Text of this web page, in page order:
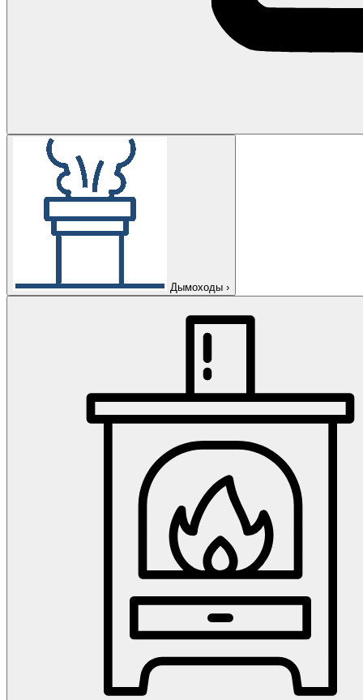
Дымоходы ›